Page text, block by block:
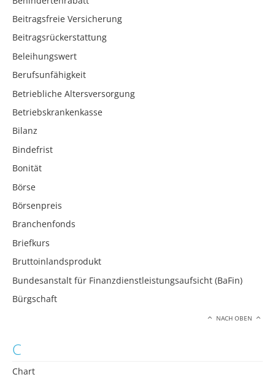
Beitragsfreie Versicherung
Beitragsrückerstattung
Beleihungswert
Berufsunfähigkeit
Betriebliche Altersversorgung
Betriebskrankenkasse
Bilanz
Bindefrist
Bonität
Börse
Börsenpreis
Branchenfonds
Briefkurs
Bruttoinlandsprodukt
Bundesanstalt für Finanzdienstleistungsaufsicht (BaFin)
Bürgschaft
NACH OBEN
C
Chart